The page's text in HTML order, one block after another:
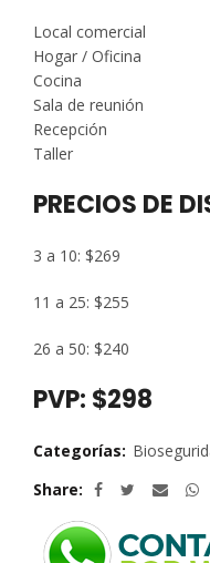
Local comercial
Hogar / Oficina
Cocina
Sala de reunión
Recepción
Taller
PRECIOS DE
3 a 10: $269
11 a 25: $255
26 a 50: $240
PVP: $298
Categorías:
Share